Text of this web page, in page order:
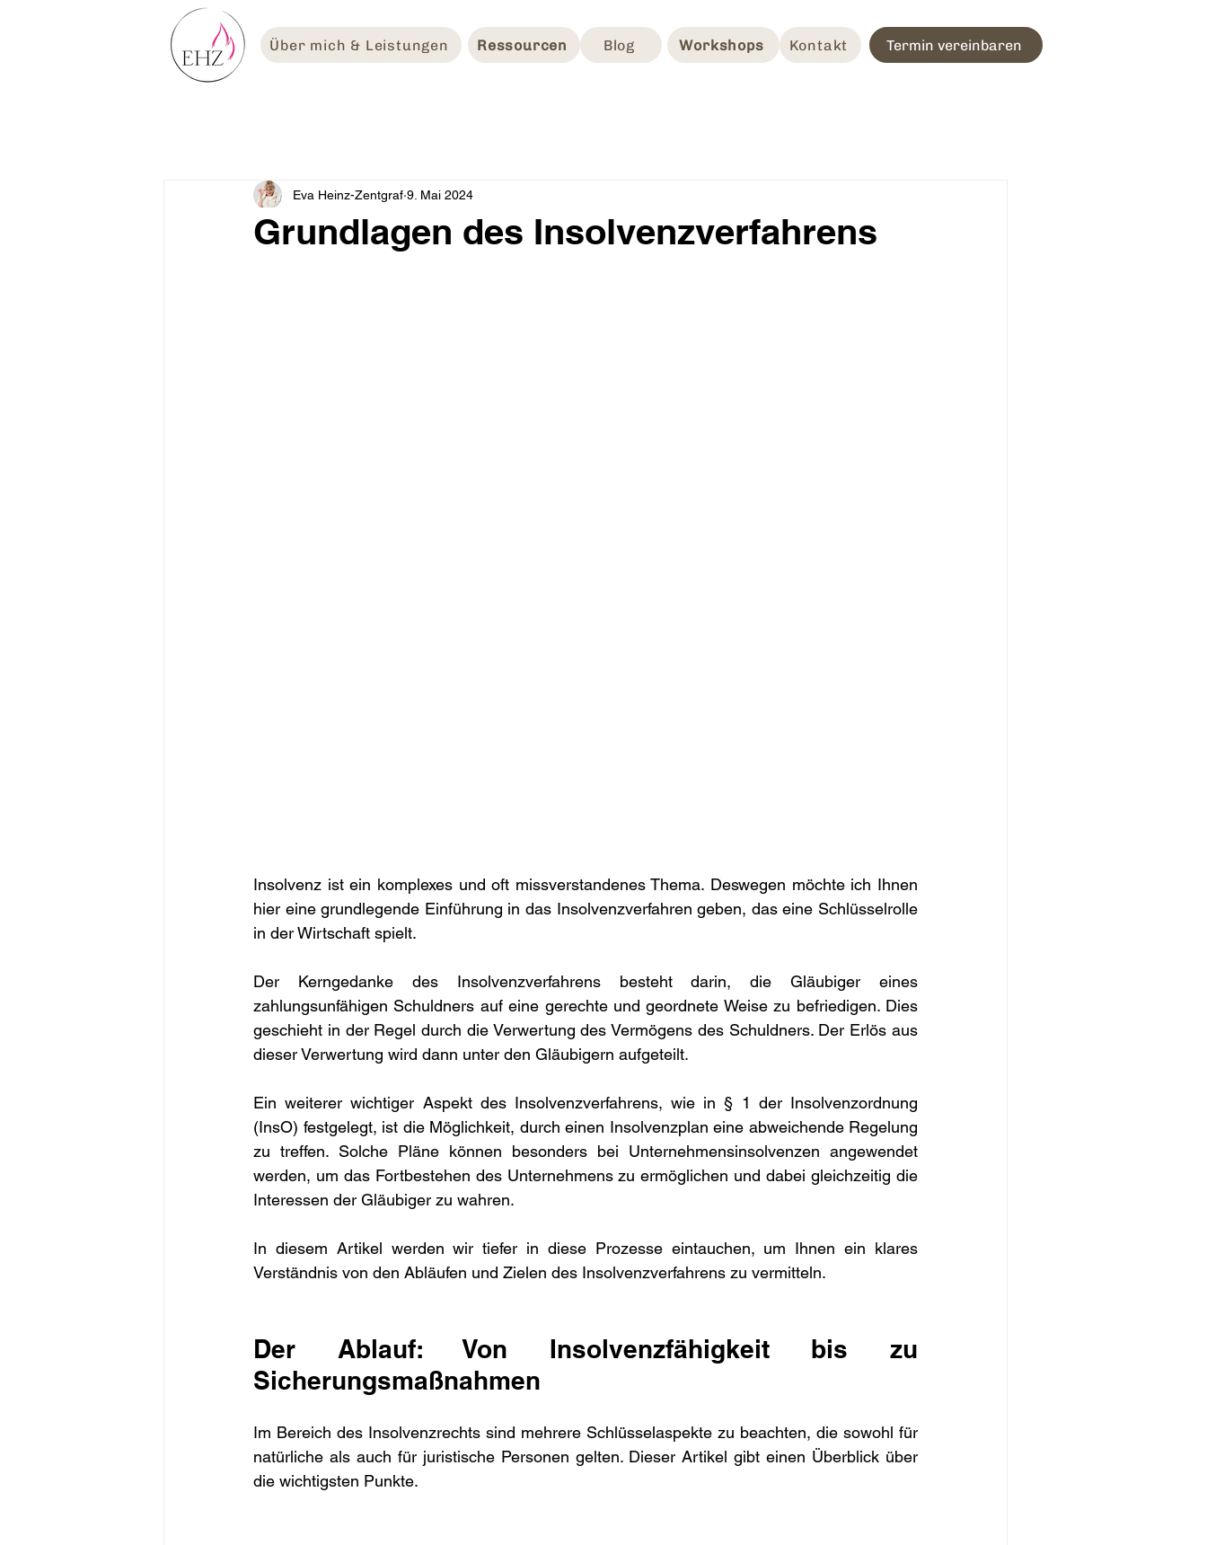
Über mich & Leistungen Ressourcen Blog Workshops Kontakt Termin vereinbaren
Grundlagen des Insolvenzverfahrens
Eva Heinz-Zentgraf 9. Mai 2024
Insolvenz ist ein komplexes und oft missverstandenes Thema. Deswegen möchte ich Ihnen
hier eine grundlegende Einführung in das Insolvenzverfahren geben, das eine Schlüsselrolle
in der Wirtschaft spielt.
Der Kerngedanke des Insolvenzverfahrens besteht darin, die Gläubiger eines
zahlungsunfähigen Schuldners auf eine gerechte und geordnete Weise zu befriedigen. Dies
geschieht in der Regel durch die Verwertung des Vermögens des Schuldners. Der Erlös aus
dieser Verwertung wird dann unter den Gläubigern aufgeteilt.
Ein weiterer wichtiger Aspekt des Insolvenzverfahrens, wie in § 1 der Insolvenzordnung
(InsO) festgelegt, ist die Möglichkeit, durch einen Insolvenzplan eine abweichende Regelung
zu treffen. Solche Pläne können besonders bei Unternehmensinsolvenzen angewendet
werden, um das Fortbestehen des Unternehmens zu ermöglichen und dabei gleichzeitig die
Interessen der Gläubiger zu wahren.
In diesem Artikel werden wir tiefer in diese Prozesse eintauchen, um Ihnen ein klares
Verständnis von den Abläufen und Zielen des Insolvenzverfahrens zu vermitteln.
Der Ablauf: Von Insolvenzfähigkeit bis zu
Sicherungsmaßnahmen
Im Bereich des Insolvenzrechts sind mehrere Schlüsselaspekte zu beachten, die sowohl für
natürliche als auch für juristische Personen gelten. Dieser Artikel gibt einen Überblick über
die wichtigsten Punkte.